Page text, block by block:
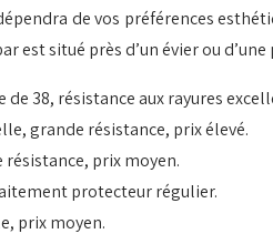
de vos préférences
est situé près d’un évier ou
38, résistance aux rayures
grande résistance, prix élevé.
prix moyen.
protecteur régulier.
prix moyen.